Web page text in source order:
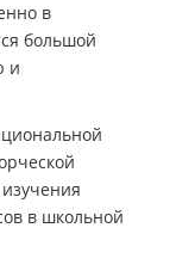
в
большой
и
в школьной